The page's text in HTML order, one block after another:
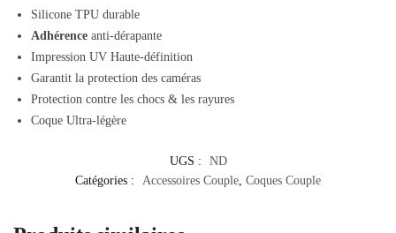
Silicone TPU durable
Adhérence anti-dérapante
Impression UV Haute-définition
Garantit la protection des caméras
Protection contre les chocs & les rayures
Coque Ultra-légère
UGS :
ND
Catégories :
Accessoires Couple, Coques Couple